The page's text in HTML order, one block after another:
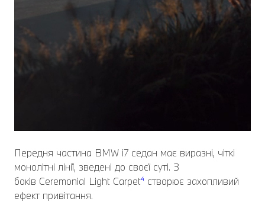
Передня частина BMW i7 седан має виразні, чіткі
монолітні лінії, зведені до своєї суті. З
боків Ceremonial Light Carpet⁴ створює захопливий
ефект привітання.